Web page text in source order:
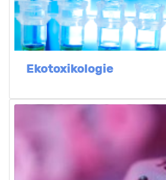
Ekotoxikologie